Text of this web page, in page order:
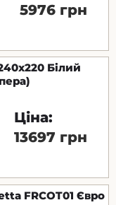
5976 грн
Білий
Ціна:
13697 грн
FRCOT01 Євро